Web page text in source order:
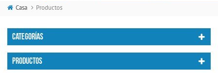
Casa Productos
CATEGORÍAS
PRODUCTOS